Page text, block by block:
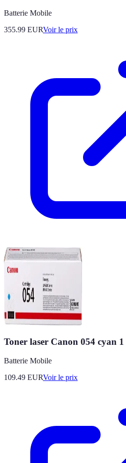
Batterie Mobile
355.99 EURVoir le prix
Toner laser Canon 054 cyan 1
Batterie Mobile
109.49 EURVoir le prix